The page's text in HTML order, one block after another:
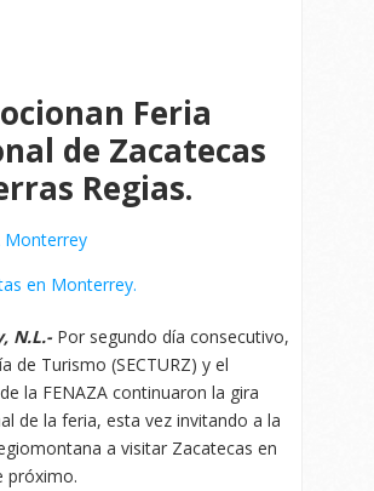
Feria
de Zacatecas
Regias.
N.L.- Por segundo día consecutivo,
de Turismo (SECTURZ) y el
la FENAZA continuaron la gira
de la feria, esta vez invitando a la
a visitar Zacatecas en
próximo.